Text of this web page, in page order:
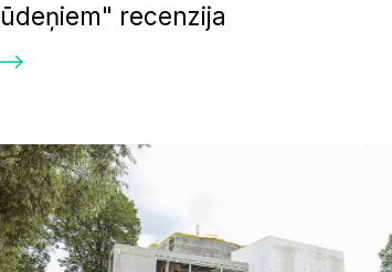
ūdeņiem" recenzija